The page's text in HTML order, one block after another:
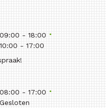
09:00 - 18:00
10:00 - 17:00
08:00 - 17:00
Gesloten